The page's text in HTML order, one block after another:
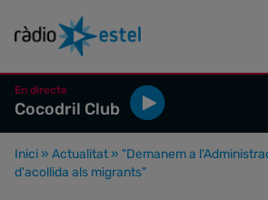
En directe
Cocodril Club
Inici » Actualitat » "Demanem a
d'acollida als migrants"